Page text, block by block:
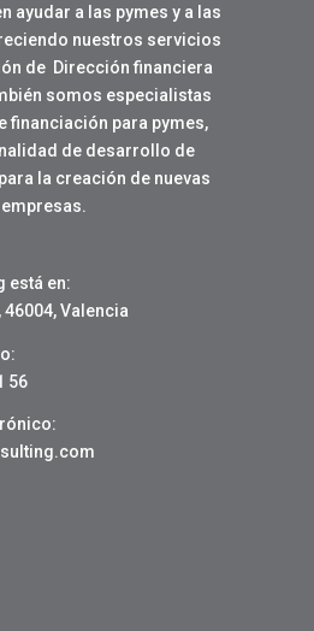
ayudar a las pymes y a las
nuestros servicios
de Dirección financiera
somos especialistas
financiación para pymes,
de desarrollo de
la creación de nuevas
empresas.
está en:
46004, Valencia
56